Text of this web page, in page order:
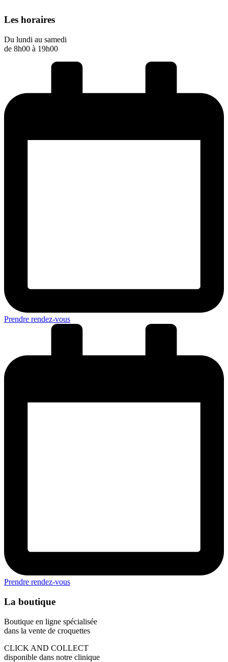
Les horaires
Du lundi au samedi
de 8h00 à 19h00
Prendre rendez-vous
Prendre rendez-vous
La boutique
Boutique en ligne spécialisée
dans la vente de croquettes
CLICK AND COLLECT
disponible dans notre clinique